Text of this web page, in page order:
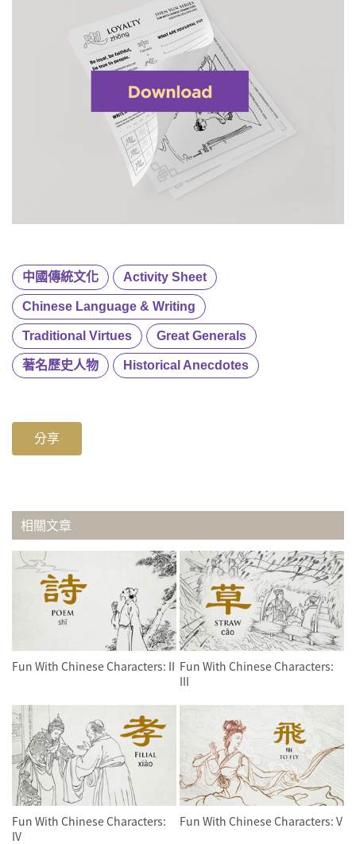
中國傳統文化 Activity Sheet
Chinese Language & Writing
Traditional Virtues Great Generals
著名歷史人物 Historical Anecdotes
分享
相關文章
Fun With Chinese Characters: II Fun With Chinese Characters:
III
Fun With Chinese Characters:
IV
Fun With Chinese Characters: V